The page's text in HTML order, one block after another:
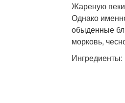
Жареную
Однако
обыденные
морковь,
Ингредиенты: